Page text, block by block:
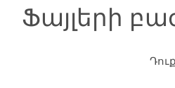
Ֆայլերի